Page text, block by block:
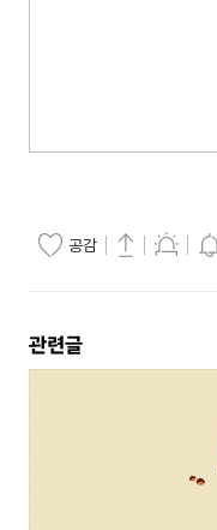
공감
관련글